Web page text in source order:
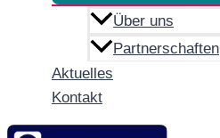
Über uns
Partnerschaften
Aktuelles
Kontakt